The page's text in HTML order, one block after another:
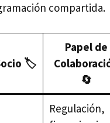
compartida.
🏷️
Papel de
🔄
Regulación,